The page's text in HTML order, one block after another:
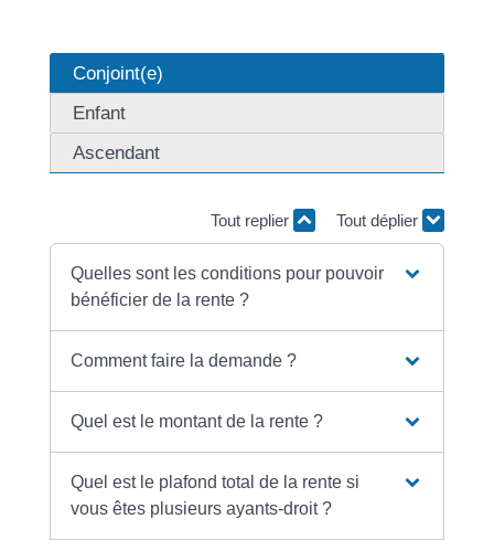
Conjoint(e)
Enfant
Ascendant
Tout replier Tout déplier
Quelles sont les conditions pour pouvoir
bénéficier de la rente ?
Comment faire la demande ?
Quel est le montant de la rente ?
Quel est le plafond total de la rente si
vous êtes plusieurs ayants-droit ?